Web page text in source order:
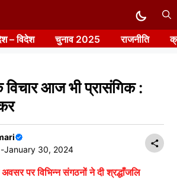
– विदेश चुनाव 2025 राजनीति
विचार आज भी प्रासंगिक :
January 30, 2024
अवसर पर विभिन्न संगठनों ने दी श्रद्धाँजलि